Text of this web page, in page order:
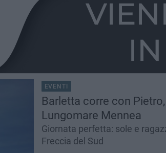
EVENTI
Barletta corre con
Lungomare Mennea
Giornata perfetta: sole e
Freccia del Sud